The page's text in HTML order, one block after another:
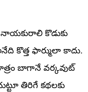
కొడుకు
కొత్త ఫార్ములా కాదు.
బాగానే వర్కవుట్
తిరిగే కథలకు